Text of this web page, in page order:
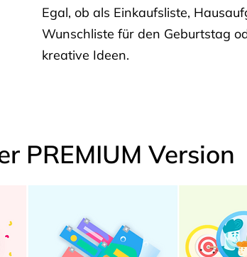
Egal, ob als Einkaufsliste,
Wunschliste für den Geburtstag
kreative Ideen.
PREMIUM Version